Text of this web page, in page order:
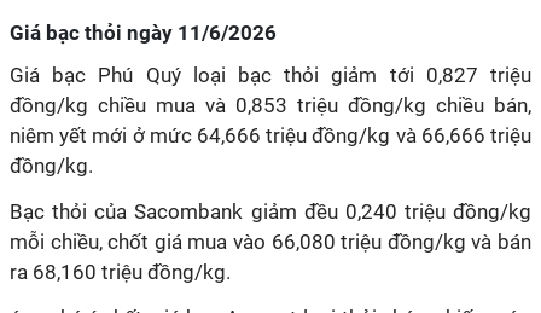
Giá bạc thỏi ngày 11/6/2026
Giá bạc Phú Quý loại bạc thỏi giảm tới 0,827 triệu
đồng/kg chiều mua và 0,853 triệu đồng/kg chiều bán,
niêm yết mới ở mức 64,666 triệu đồng/kg và 66,666 triệu
đồng/kg.
Bạc thỏi của Sacombank giảm đều 0,240 triệu đồng/kg
mỗi chiều, chốt giá mua vào 66,080 triệu đồng/kg và bán
ra 68,160 triệu đồng/kg.